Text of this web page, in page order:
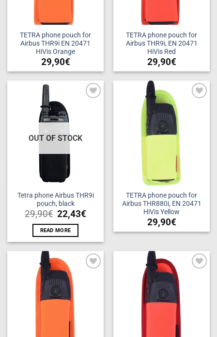
TETRA phone pouch for
Airbus THR9i EN 20471
HiVis Orange
29,90€
TETRA phone pouch for
Airbus THR9i, EN 20471
HiVis Red
29,90€
OUT OF STOCK
Tetra phone Airbus THR9i
pouch, black
29,90€ 22,43€
READ MORE
TETRA phone pouch for
Airbus THR880i, EN 20471
HiVis Yellow
29,90€